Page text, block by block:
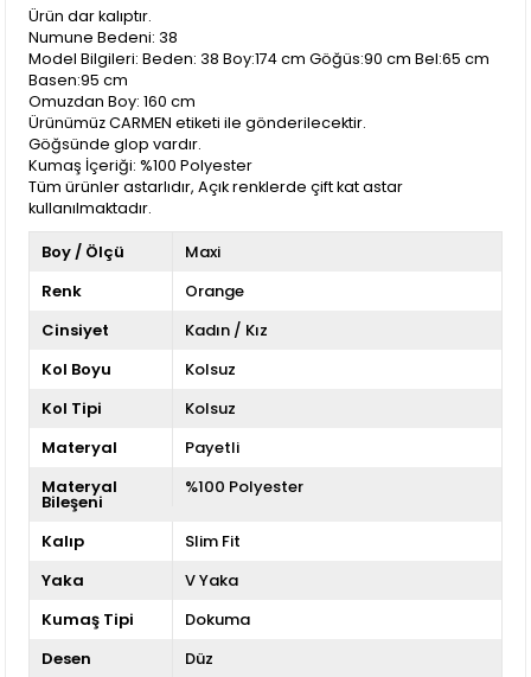
Ürün dar kalıptır.
Numune Bedeni: 38
Model Bilgileri: Beden: 38 Boy:174 cm Göğüs:90 cm Bel:65 cm
Basen:95 cm
Omuzdan Boy: 160 cm
Ürünümüz CARMEN etiketi ile gönderilecektir.
Göğsünde glop vardır.
Kumaş İçeriği: %100 Polyester
Tüm ürünler astarlıdır, Açık renklerde çift kat astar
kullanılmaktadır.
Boy / Ölçü
Maxi
Renk
Orange
Cinsiyet
Kadın / Kız
Kol Boyu
Kolsuz
Kol Tipi
Kolsuz
Materyal
Payetli
Materyal
Bileşeni
%100 Polyester
Kalıp
Slim Fit
Yaka
V Yaka
Kumaş Tipi
Dokuma
Desen
Düz